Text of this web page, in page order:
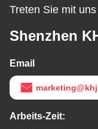
Treten Sie mit
Shenzhen
Email
Arbeits-Zeit: